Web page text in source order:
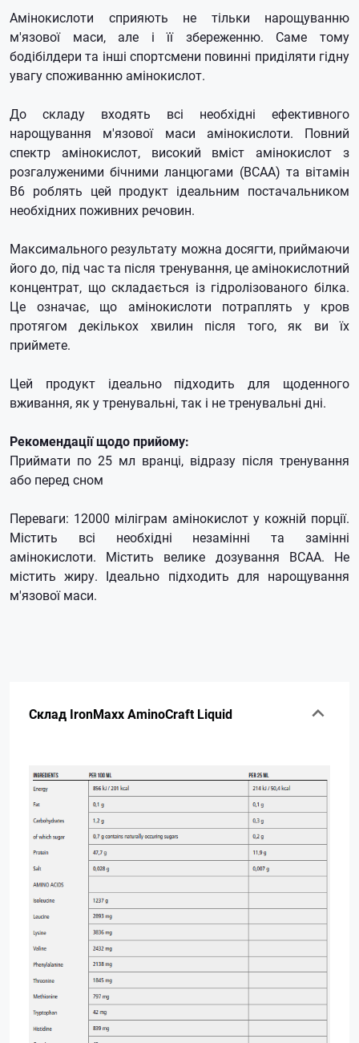
Амінокислоти сприяють не тільки нарощуванню
м'язової маси, але і її збереженню. Саме тому
бодібілдери та інші спортсмени повинні приділяти гідну
увагу споживанню амінокислот.
До складу входять всі необхідні ефективного
нарощування м'язової маси амінокислоти. Повний
спектр амінокислот, високий вміст амінокислот з
розгалуженими бічними ланцюгами (BCAA) та вітамін
B6 роблять цей продукт ідеальним постачальником
необхідних поживних речовин.
Максимального результату можна досягти, приймаючи
його до, під час та після тренування, це амінокислотний
концентрат, що складається із гідролізованого білка.
Це означає, що амінокислоти потраплять у кров
протягом декількох хвилин після того, як ви їх
приймете.
Цей продукт ідеально підходить для щоденного
вживання, як у тренувальні, так і не тренувальні дні.
Рекомендації щодо прийому:
Приймати по 25 мл вранці, відразу після тренування
або перед сном
Переваги: ​​12000 міліграм амінокислот у кожній порції.
Містить всі необхідні незамінні та замінні
амінокислоти. Містить велике дозування BCAA. Не
містить жиру. Ідеально підходить для нарощування
м'язової маси.
Склад IronMaxx AminoCraft Liquid